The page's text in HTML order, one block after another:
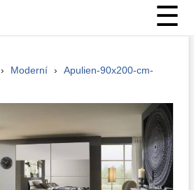
☰
› Moderní ›
Apulien-90x200-cm-